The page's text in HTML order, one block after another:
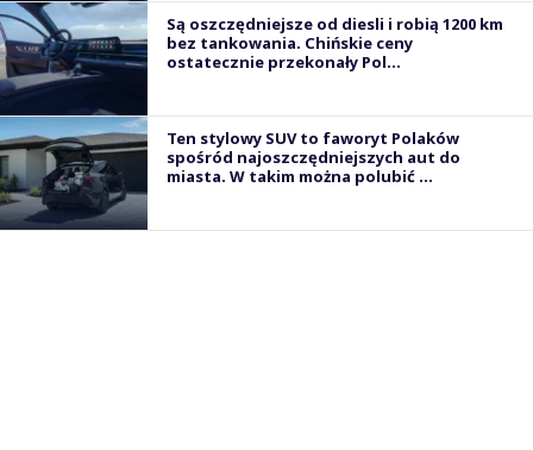
Są oszczędniejsze od diesli i robią 1200 km
bez tankowania. Chińskie ceny
ostatecznie przekonały Pol...
Ten stylowy SUV to faworyt Polaków
spośród najoszczędniejszych aut do
miasta. W takim można polubić ...